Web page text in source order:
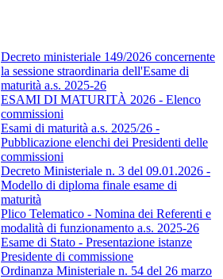
Decreto ministeriale 149/2026 concernente
la sessione straordinaria dell'Esame di
maturità a.s. 2025-26
ESAMI DI MATURITÀ 2026 - Elenco
commissioni
Esami di maturità a.s. 2025/26 -
Pubblicazione elenchi dei Presidenti delle
commissioni
Decreto Ministeriale n. 3 del 09.01.2026 -
Modello di diploma finale esame di
maturità
Plico Telematico - Nomina dei Referenti e
modalità di funzionamento a.s. 2025-26
Esame di Stato - Presentazione istanze
Presidente di commissione
Ordinanza Ministeriale n. 54 del 26 marzo